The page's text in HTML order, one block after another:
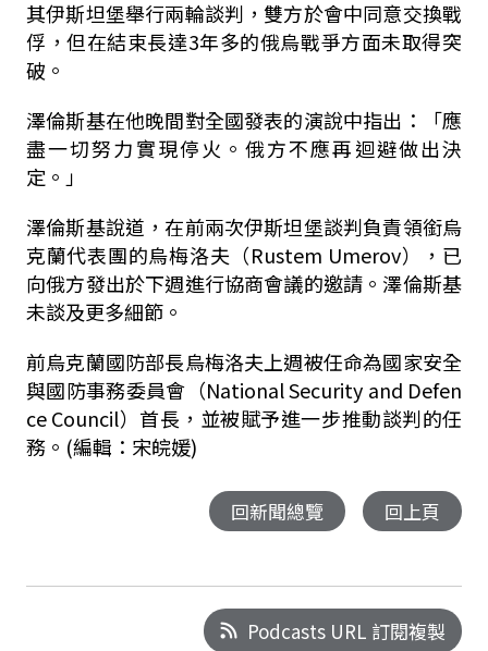
其伊斯坦堡舉行兩輪談判，雙方於會中同意交換戰
俘，但在結束長達3年多的俄烏戰爭方面未取得突
破。
澤倫斯基在他晚間對全國發表的演說中指出：「應
盡一切努力實現停火。俄方不應再迴避做出決
定。」
澤倫斯基說道，在前兩次伊斯坦堡談判負責領銜烏
克蘭代表團的烏梅洛夫（Rustem Umerov），已
向俄方發出於下週進行協商會議的邀請。澤倫斯基
未談及更多細節。
前烏克蘭國防部長烏梅洛夫上週被任命為國家安全
與國防事務委員會（National Security and Defen
ce Council）首長，並被賦予進一步推動談判的任
務。(編輯：宋皖媛)
回新聞總覽 回上頁
Podcasts URL 訂閱複製